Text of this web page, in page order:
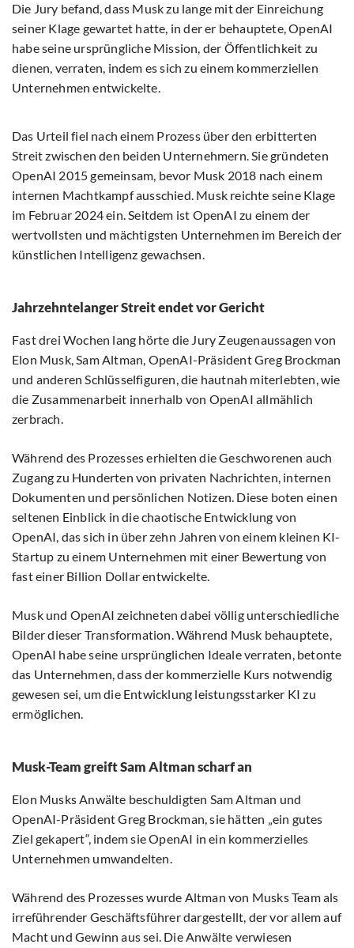
Die Jury befand, dass Musk zu lange mit der Einreichung
seiner Klage gewartet hatte, in der er behauptete, OpenAI
habe seine ursprüngliche Mission, der Öffentlichkeit zu
dienen, verraten, indem es sich zu einem kommerziellen
Unternehmen entwickelte.
Das Urteil fiel nach einem Prozess über den erbitterten
Streit zwischen den beiden Unternehmern. Sie gründeten
OpenAI 2015 gemeinsam, bevor Musk 2018 nach einem
internen Machtkampf ausschied. Musk reichte seine Klage
im Februar 2024 ein. Seitdem ist OpenAI zu einem der
wertvollsten und mächtigsten Unternehmen im Bereich der
künstlichen Intelligenz gewachsen.
Jahrzehntelanger Streit endet vor Gericht
Fast drei Wochen lang hörte die Jury Zeugenaussagen von
Elon Musk, Sam Altman, OpenAI-Präsident Greg Brockman
und anderen Schlüsselfiguren, die hautnah miterlebten, wie
die Zusammenarbeit innerhalb von OpenAI allmählich
zerbrach.
Während des Prozesses erhielten die Geschworenen auch
Zugang zu Hunderten von privaten Nachrichten, internen
Dokumenten und persönlichen Notizen. Diese boten einen
seltenen Einblick in die chaotische Entwicklung von
OpenAI, das sich in über zehn Jahren von einem kleinen KI-
Startup zu einem Unternehmen mit einer Bewertung von
fast einer Billion Dollar entwickelte.
Musk und OpenAI zeichneten dabei völlig unterschiedliche
Bilder dieser Transformation. Während Musk behauptete,
OpenAI habe seine ursprünglichen Ideale verraten, betonte
das Unternehmen, dass der kommerzielle Kurs notwendig
gewesen sei, um die Entwicklung leistungsstarker KI zu
ermöglichen.
Musk-Team greift Sam Altman scharf an
Elon Musks Anwälte beschuldigten Sam Altman und
OpenAI-Präsident Greg Brockman, sie hätten „ein gutes
Ziel gekapert“, indem sie OpenAI in ein kommerzielles
Unternehmen umwandelten.
Während des Prozesses wurde Altman von Musks Team als
irreführender Geschäftsführer dargestellt, der vor allem auf
Macht und Gewinn aus sei. Die Anwälte verwiesen